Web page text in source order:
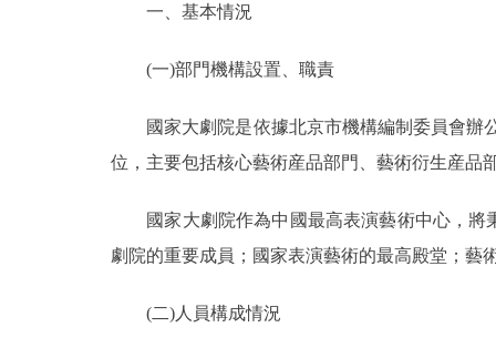
政務服務
個人服務
一、基本情況
(一)部門機構設置、職責
國家大劇院是依據北京市機構編制委員會辦公
位，主要包括核心藝術産品部門、藝術衍生産品
國家大劇院作為中國最高表演藝術中心，將
劇院的重要成員；國家表演藝術的最高殿堂；藝
(二)人員構成情況